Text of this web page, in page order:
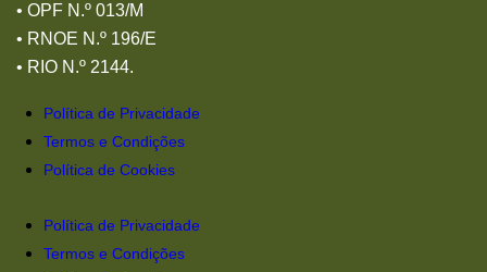
• OPF N.º 013/M
• RNOE N.º 196/E
• RIO N.º 2144.
Política de Privacidade
Termos e Condições
Política de Cookies
Política de Privacidade
Termos e Condições